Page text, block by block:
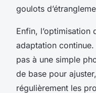
goulots
Enfin, l’optimisation
adaptation
pas à une simple
de base pour
régulièrement les